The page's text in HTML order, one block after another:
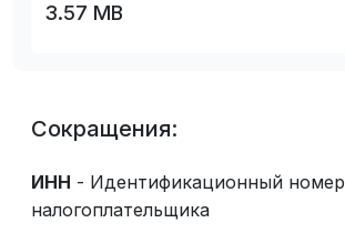
3.57 MB
Сокращения:
ИНН - Идентификационный номер
налогоплательщика